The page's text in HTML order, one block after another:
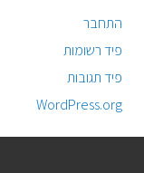
התחבר
פיד רשומות
פיד תגובות
WordPress.org